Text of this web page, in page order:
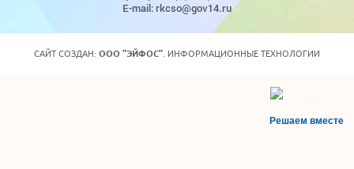
E-mail: rkcso@gov14.ru
САЙТ СОЗДАН: ООО "ЭЙФОС" . ИНФОРМАЦИОННЫЕ ТЕХНОЛОГИИ
Решаем вместе